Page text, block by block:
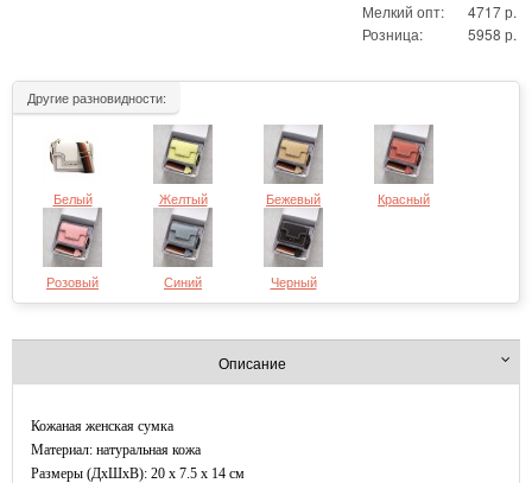
Мелкий опт:
4717 р.
Розница:
5958 р.
Другие разновидности:
Белый Желтый Бежевый Красный
Розовый Синий Черный
Описание
Кожаная женская сумка
Материал: натуральная кожа
Размеры (ДxШхВ): 20 x 7.5 x 14 см